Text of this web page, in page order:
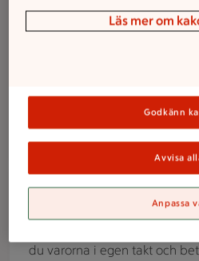
Beställ catering
nästa fest eller event. Vi
Beställ
Person skannar en vara i butik
Våra tjänster
du varorna i egen takt och
Läs mer om
Godkänn
Avvisa
Anpassa